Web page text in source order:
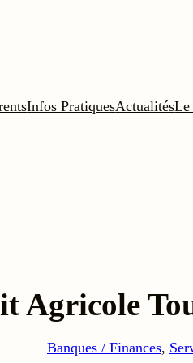
Infos PratiquesActualitésLe
Agricole
Banques / Finances,